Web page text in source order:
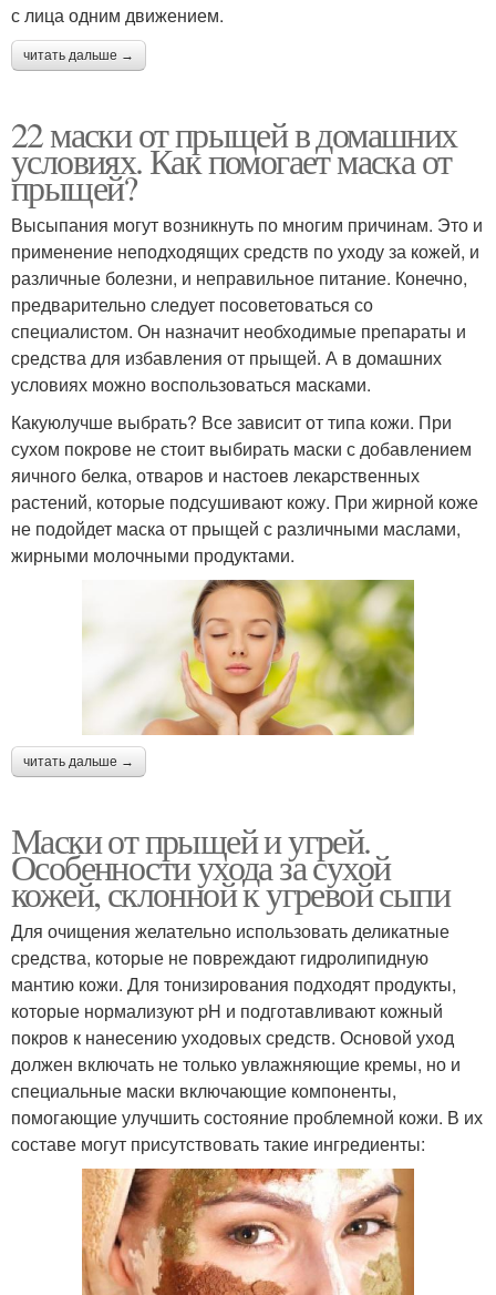
Маски для воспаленной
Маски для
подростковой кожи
Маска от подростковых
прыщей
Маски от жирного
блеска
Маска для жирной кожи Натуральные маски
Маски для жирной и Маски для жирной кожи
Лица от прыщей Маска из глины
Питательные маски
Условия против
прыщей
Маска для волос
Медово-желтковые
маски
Маски для волос Супер маски
Маска от жирной кожи
Маска для жирного
лица
с лица одним движением.
читать дальше →
22 маски от прыщей в домашних
условиях. Как помогает маска от
прыщей?
Высыпания могут возникнуть по многим причинам. Это и
применение неподходящих средств по уходу за кожей, и
различные болезни, и неправильное питание. Конечно,
предварительно следует посоветоваться со
специалистом. Он назначит необходимые препараты и
средства для избавления от прыщей. А в домашних
условиях можно воспользоваться масками.
Какуюлучше выбрать? Все зависит от типа кожи. При
сухом покрове не стоит выбирать маски с добавлением
яичного белка, отваров и настоев лекарственных
растений, которые подсушивают кожу. При жирной коже
не подойдет маска от прыщей с различными маслами,
жирными молочными продуктами.
читать дальше →
Маски от прыщей и угрей.
Особенности ухода за сухой
кожей, склонной к угревой сыпи
Для очищения желательно использовать деликатные
средства, которые не повреждают гидролипидную
мантию кожи. Для тонизирования подходят продукты,
которые нормализуют pH и подготавливают кожный
покров к нанесению уходовых средств. Основой уход
должен включать не только увлажняющие кремы, но и
специальные маски включающие компоненты,
помогающие улучшить состояние проблемной кожи. В их
составе могут присутствовать такие ингредиенты: